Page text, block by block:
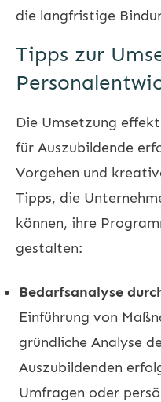
die langfristige
Tipps zur
Die Umsetzung
für Auszubildende
Vorgehen und
Tipps, die
können, ihre
gestalten:
Bedarfsanalyse
Einführung von
gründliche Analyse
Auszubildenden
Umfragen oder